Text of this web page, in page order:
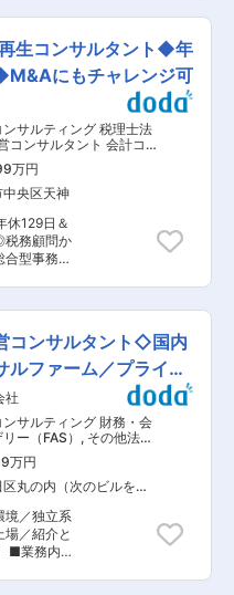
的に案件を
局と九州全
ミナーで
いても高
献を目指し
ン、経営
画 【変更
り、これ
地域を代
関与する機
がります。
民間企業
と協働し
件を担当
します。担
く、他部と
チーム編
定していま
できます。
度がある
の参加が可
的に調
門性を高
範囲：本文参照
生コンサルタント◆年
にもチャレンジ可
サルティング 税理士法
コンサルタント 会計コ
財務アドバイザリー
万円
央区天神
休129日＆
税務顧問か
合型事務
業診断士等
のお客様
ィングを行
く、作成後
法人では多
を頂いて
ためにはど
から向き合
るやりが
コンサルテ
業デューデ
に関する
心に担って
ンジできる
コンサルタント◇国内
ファーム／プライム
社
サルティング 財務・会
ー（FAS） , その他法人
ートセールス中心） 戦
ルタント
万円
丸の内（次のビルを除
境／独立系
／紹介と